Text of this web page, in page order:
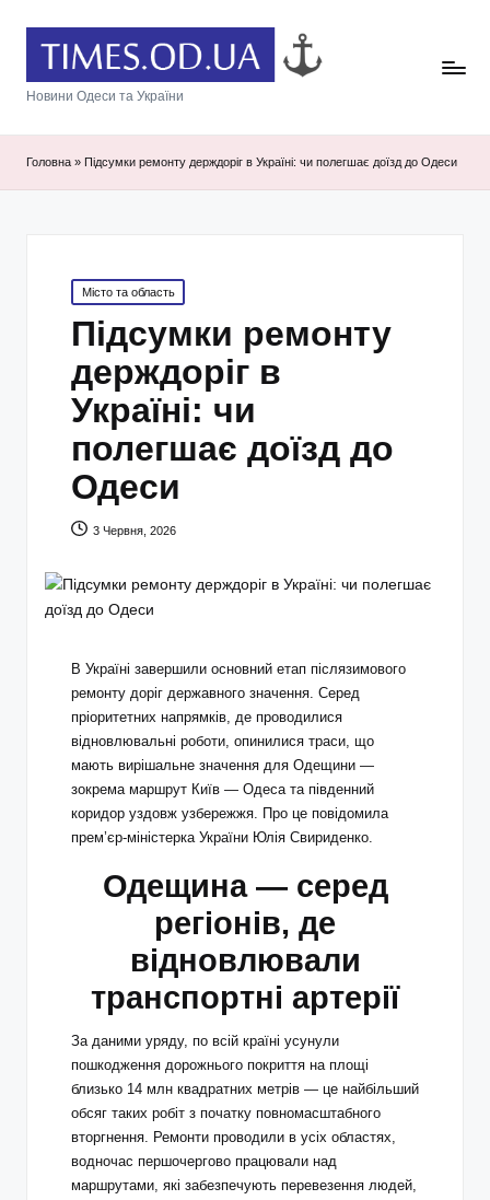
Новини Одеси та України
Головна » Підсумки ремонту держдоріг в Україні: чи полегшає доїзд до Одеси
Posted
in
Місто та область
Підсумки ремонту
держдоріг в
Україні: чи
полегшає доїзд до
Одеси
3 Червня, 2026
В Україні завершили основний етап післязимового
ремонту доріг державного значення. Серед
пріоритетних напрямків, де проводилися
відновлювальні роботи, опинилися траси, що
мають вирішальне значення для Одещини —
зокрема маршрут Київ — Одеса та південний
коридор уздовж узбережжя. Про це повідомила
прем’єр-міністерка України Юлія Свириденко.
Одещина — серед
регіонів, де
відновлювали
транспортні артерії
За даними уряду, по всій країні усунули
пошкодження дорожнього покриття на площі
близько 14 млн квадратних метрів — це найбільший
обсяг таких робіт з початку повномасштабного
вторгнення. Ремонти проводили в усіх областях,
водночас першочергово працювали над
маршрутами, які забезпечують перевезення людей,